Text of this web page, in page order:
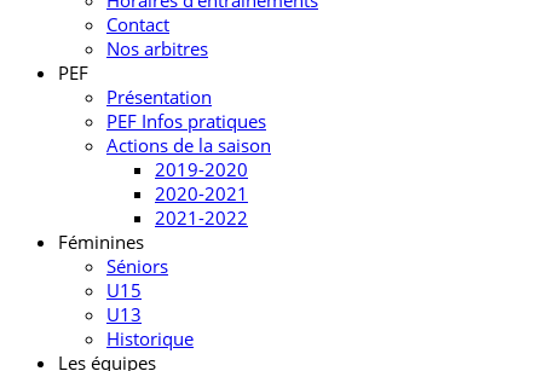
Contact
Nos arbitres
PEF
Présentation
PEF Infos pratiques
Actions de la saison
2019-2020
2020-2021
2021-2022
Féminines
Séniors
U15
U13
Historique
Les équipes